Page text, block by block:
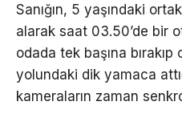
Sanığın, 5 yaşındaki
alarak saat 03.50’de bir
odada tek başına
yolundaki dik yamaca
kameraların zaman